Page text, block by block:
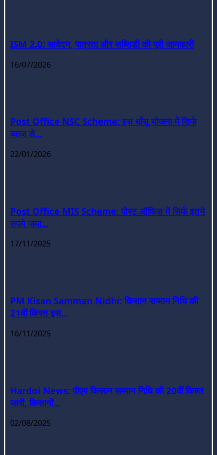
ISM 2.0: आवेदन, पात्रता और सब्सिडी की पूरी जानकारी
16/07/2026
Post Office NSC Scheme: इस धाँसू योजना में सिर्फ
ब्याज से...
22/01/2026
Post Office MIS Scheme: पोस्ट ऑफिस में सिर्फ इतने
रुपये जमा...
17/11/2025
PM Kisan Samman Nidhi: किसान सम्मान निधि की
21वीं किस्त इस...
16/11/2025
Hardoi News: पीएम किसान सम्मान निधि की 20वीं किश्त
जारी, किसानों...
02/08/2025